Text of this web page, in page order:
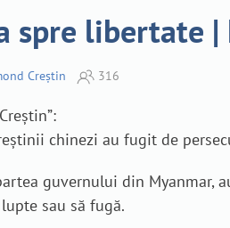
spre libertate
Creștin 316
chinezi au fugit de
guvernului din Myanmar,
sau să fugă.